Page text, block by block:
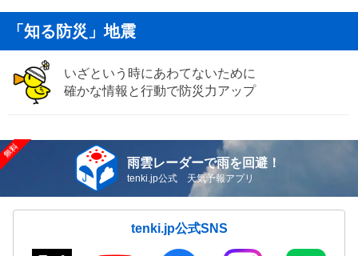
「知る防災」地震
いざという時にあわてないために
確かな情報と行動で防災力アップ
雨雲レーダーで雨を回避！
tenki.jp公式 天気予報アプリ
tenki.jp公式SNS